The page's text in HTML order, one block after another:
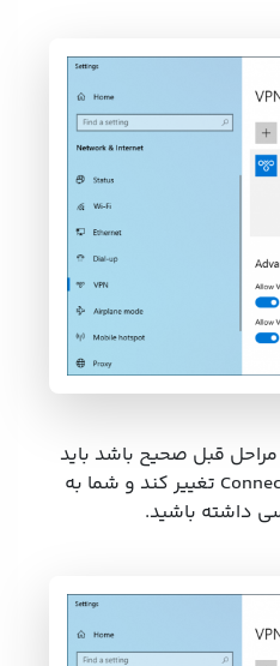
قبل صحیح باشد باید
وضعیت کانکشن به Connected تغییر کند و شما به
داشته باشید.